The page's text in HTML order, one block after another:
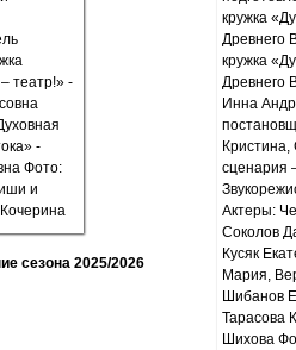
сезона 2025/2026